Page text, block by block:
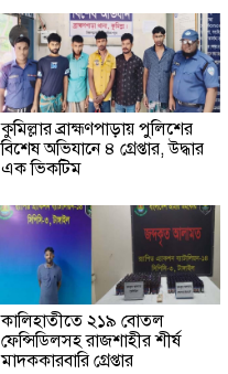
কুমিল্লার ব্রাহ্মণপাড়ায় পুলিশের
বিশেষ অভিযানে ৪ গ্রেপ্তার, উদ্ধার
এক ভিকটিম
কালিহাতীতে ২১৯ বোতল
ফেন্সিডিলসহ রাজশাহীর শীর্ষ
মাদককারবারি গ্রেপ্তার